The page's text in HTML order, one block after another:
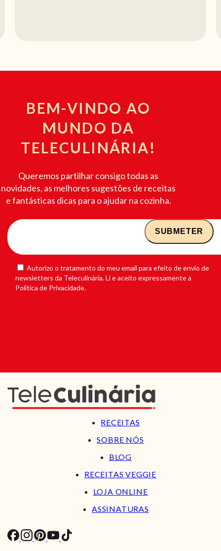
BEM-VINDO AO
MUNDO DA
TELECULINÁRIA!
Queremos partilhar consigo todas as
novidades, as melhores sugestões de receitas
e fantásticas dicas para o ajudar na cozinha.
Autorizo o tratamento do meu email para efeito de envio de
newsletters da Teleculinária. Li e aceito expressamente a
Política de Privacidade.
RECEITAS
SOBRE NÓS
BLOG
RECEITAS VEGGIE
LOJA ONLINE
ASSINATURAS